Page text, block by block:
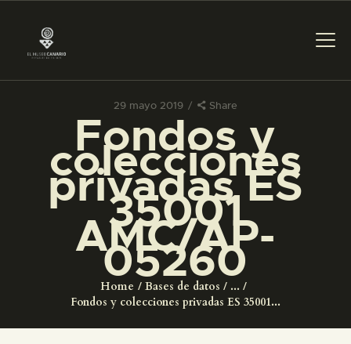
29 mayo 2019 Share
Fondos y
colecciones
privadas ES
35001
AMC/AP-
05260
Home Bases de datos
...
Fondos y colecciones privadas ES 35001...
PREPARAR LA VISITA
ACTIVIDADES
█
EL MUSEO